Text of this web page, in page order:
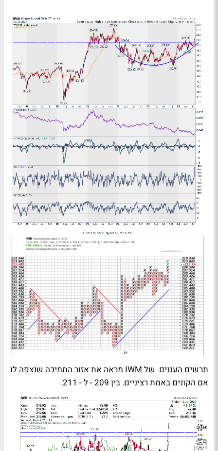
תרשים העננים של IWM מראה את אזור התמיכה שנצפה לו
אם הקונים באמת רציניים. בין 209 - ל - 211.